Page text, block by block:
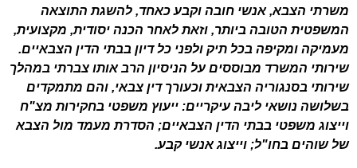
משרתי הצבא, אנשי חובה וקבע כאחד, להשגת התוצאה
המשפטית הטובה ביותר, וזאת לאחר הכנה יסודית, מקצועית,
מעמיקה ומקיפה בכל תיק ולפני כל דיון בבתי הדין הצבאיים.
שירותי המשרד מבוססים על הניסיון הרב אותו צברתי במהלך
שירותי בסנגוריה הצבאית וכעורך דין צבאי, והם מתמקדים
בשלושה נושאי ליבה עיקריים: ייעוץ משפטי בחקירות מצ"ח
וייצוג משפטי בבתי הדין הצבאיים; הסדרת מעמד מול הצבא
של שוהים בחו"ל; וייצוג אנשי קבע.